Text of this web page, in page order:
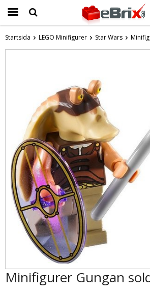
Startsida LEGO Minifigurer Star Wars
Minifigurer Gungan